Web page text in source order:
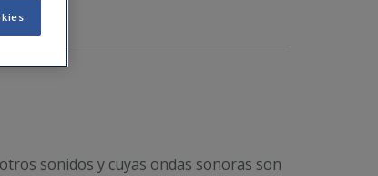
sonidos y cuyas ondas sonoras son